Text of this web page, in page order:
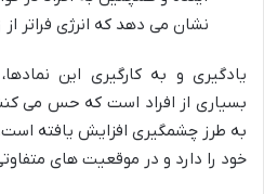
نشان می دهد که انرژی فراتر
یادگیری و به کارگیری این
بسیاری از افراد است که حس می
به طرز چشمگیری افزایش یافته
خود را دارد و در موقعیت های